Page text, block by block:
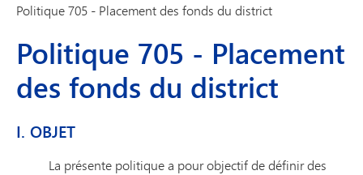
Politique 705 - Placement des fonds du district
Politique 705 - Placement
des fonds du district
I. OBJET
La présente politique a pour objectif de définir des